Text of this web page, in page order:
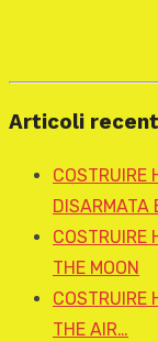
Articoli
DISARMATA
COSTRUIRE
THE MOON
THE AIR…